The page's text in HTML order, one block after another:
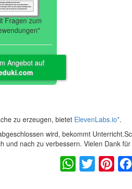
Fragen zum
Angebot auf
zu erzeugen, bietet ElevenLabs.io*.
wird, bekommt
nach zu verbessern. Vielen Dank